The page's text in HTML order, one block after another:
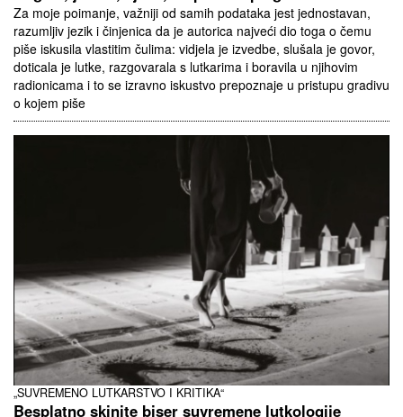
Za moje poimanje, važniji od samih podataka jest jednostavan,
razumljiv jezik i činjenica da je autorica najveći dio toga o čemu
piše iskusila vlastitim čulima: vidjela je izvedbe, slušala je govor,
doticala je lutke, razgovarala s lutkarima i boravila u njihovim
radionicama i to se izravno iskustvo prepoznaje u pristupu gradivu
o kojem piše
„SUVREMENO LUTKARSTVO I KRITIKA“
Besplatno skinite biser suvremene lutkologije